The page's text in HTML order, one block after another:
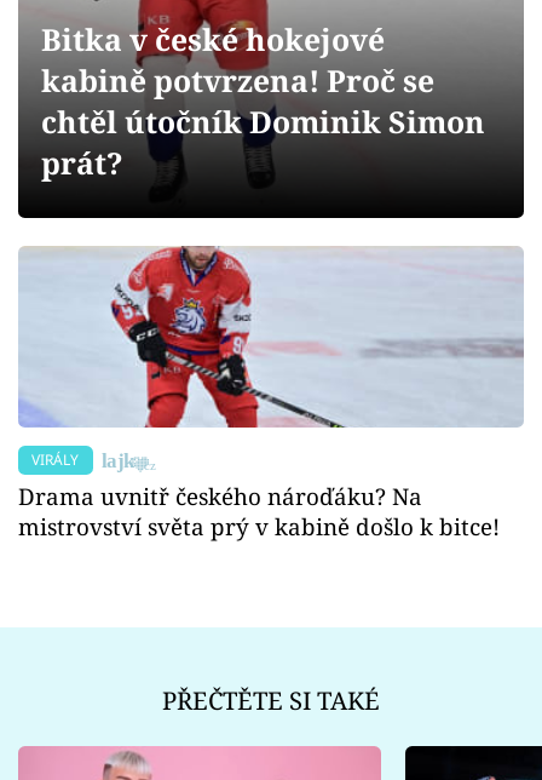
Videa
Sledujte prima+
Sledujte nás
Bitka v české hokejové
kabině potvrzena! Proč se
chtěl útočník Dominik Simon
prát?
VIRÁLY
Drama uvnitř českého nároďáku? Na
mistrovství světa prý v kabině došlo k bitce!
PŘEČTĚTE SI TAKÉ